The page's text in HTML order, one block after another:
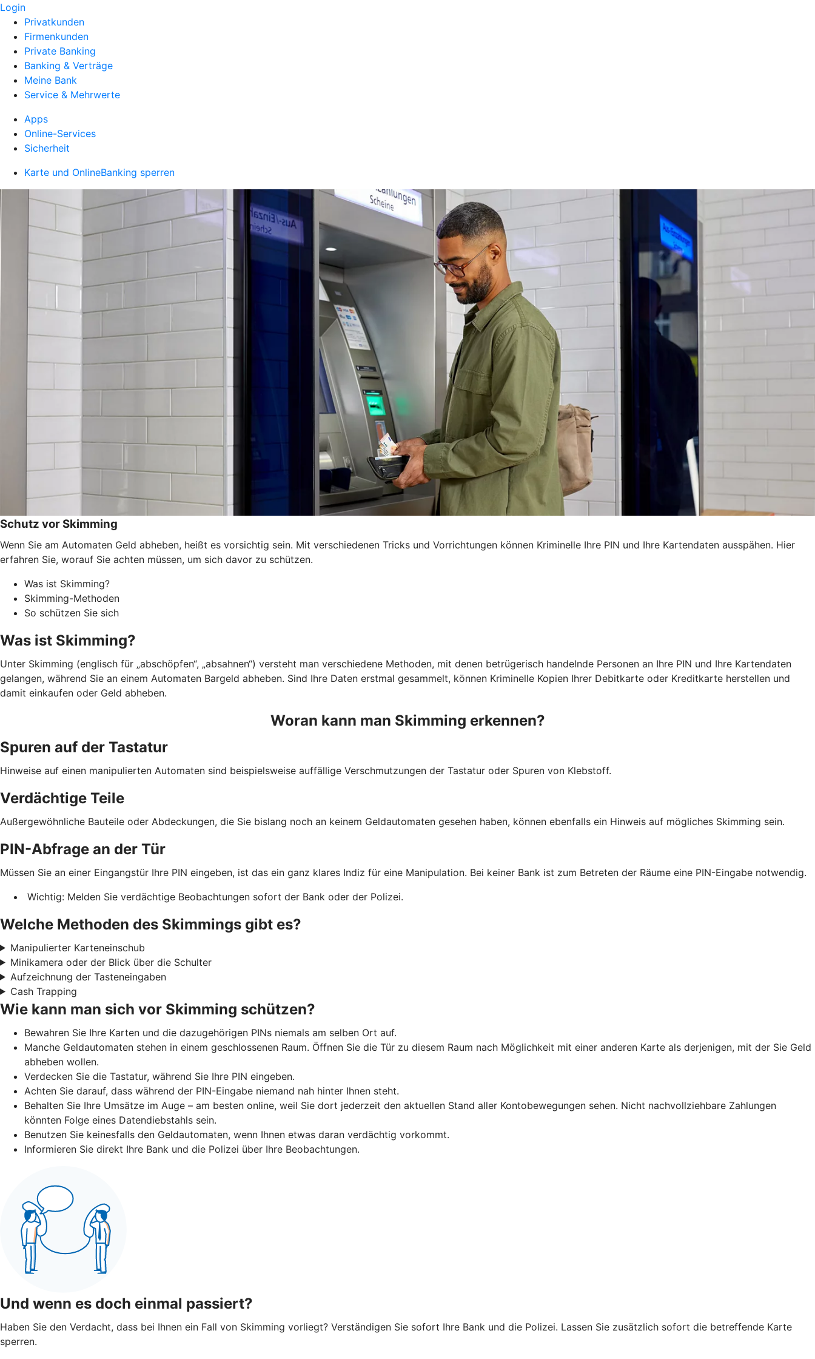
Login
Privatkunden
Firmenkunden
Private Banking
Banking & Verträge
Meine Bank
Service & Mehrwerte
Apps
Online-Services
Sicherheit
Karte und OnlineBanking sperren
Schutz vor Skimming
Wenn Sie am Automaten Geld abheben, heißt es vorsichtig sein. Mit verschiedenen Tricks und Vorrichtungen können Kriminelle Ihre PIN und Ihre Kartendaten ausspähen. Hier
erfahren Sie, worauf Sie achten müssen, um sich davor zu schützen.
Was ist Skimming?
Skimming-Methoden
So schützen Sie sich
Was ist Skimming?
Unter Skimming (englisch für „abschöpfen“, „absahnen“) versteht man verschiedene Methoden, mit denen betrügerisch handelnde Personen an Ihre PIN und Ihre Kartendaten
gelangen, während Sie an einem Automaten Bargeld abheben. Sind Ihre Daten erstmal gesammelt, können Kriminelle Kopien Ihrer Debitkarte oder Kreditkarte herstellen und
damit einkaufen oder Geld abheben.
Woran kann man Skimming erkennen?
Spuren auf der Tastatur
Hinweise auf einen manipulierten Automaten sind beispielsweise auffällige Verschmutzungen der Tastatur oder Spuren von Klebstoff.
Verdächtige Teile
Außergewöhnliche Bauteile oder Abdeckungen, die Sie bislang noch an keinem Geldautomaten gesehen haben, können ebenfalls ein Hinweis auf mögliches Skimming sein.
PIN-Abfrage an der Tür
Müssen Sie an einer Eingangstür Ihre PIN eingeben, ist das ein ganz klares Indiz für eine Manipulation. Bei keiner Bank ist zum Betreten der Räume eine PIN-Eingabe notwendig.
Wichtig: Melden Sie verdächtige Beobachtungen sofort der Bank oder der Polizei.
Welche Methoden des Skimmings gibt es?
Manipulierter Karteneinschub
Minikamera oder der Blick über die Schulter
Aufzeichnung der Tasteneingaben
Cash Trapping
Wie kann man sich vor Skimming schützen?
Bewahren Sie Ihre Karten und die dazugehörigen PINs niemals am selben Ort auf.
Manche Geldautomaten stehen in einem geschlossenen Raum. Öffnen Sie die Tür zu diesem Raum nach Möglichkeit mit einer anderen Karte als derjenigen, mit der Sie Geld
abheben wollen.
Verdecken Sie die Tastatur, während Sie Ihre PIN eingeben.
Achten Sie darauf, dass während der PIN-Eingabe niemand nah hinter Ihnen steht.
Behalten Sie Ihre Umsätze im Auge – am besten online, weil Sie dort jederzeit den aktuellen Stand aller Kontobewegungen sehen. Nicht nachvollziehbare Zahlungen
könnten Folge eines Datendiebstahls sein.
Benutzen Sie keinesfalls den Geldautomaten, wenn Ihnen etwas daran verdächtig vorkommt.
Informieren Sie direkt Ihre Bank und die Polizei über Ihre Beobachtungen.
Und wenn es doch einmal passiert?
Haben Sie den Verdacht, dass bei Ihnen ein Fall von Skimming vorliegt? Verständigen Sie sofort Ihre Bank und die Polizei. Lassen Sie zusätzlich sofort die betreffende Karte
sperren.